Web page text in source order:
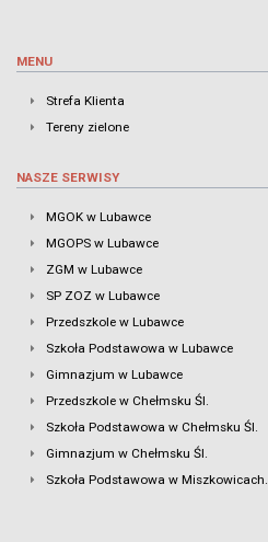
MENU
Strefa Klienta
Tereny zielone
NASZE SERWISY
MGOK w Lubawce
MGOPS w Lubawce
ZGM w Lubawce
SP ZOZ w Lubawce
Przedszkole w Lubawce
Szkoła Podstawowa w Lubawce
Gimnazjum w Lubawce
Przedszkole w Chełmsku Śl.
Szkoła Podstawowa w Chełmsku Śl.
Gimnazjum w Chełmsku Śl.
Szkoła Podstawowa w Miszkowicach.